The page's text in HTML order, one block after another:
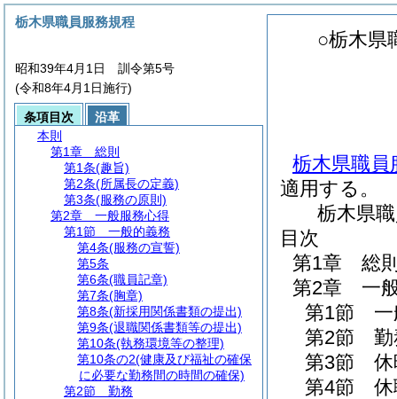
○栃木県
栃木県職員
適用する。
栃木県
目次
第1章
総
第2章
一
第1節
第2節
第3節
第4節
栃木県職員服務規程
昭和39年4月1日 訓令第5号
(令和8年4月1日施行)
条項目次
沿革
本則
第1章
総則
第1条(趣旨)
第2条(所属長の定義)
第3条(服務の原則)
第2章
一般服務心得
第1節
一般的義務
第4条(服務の宣誓)
第5条
第6条(職員記章)
第7条(胸章)
第8条(新採用関係書類の提出)
第9条(退職関係書類等の提出)
第10条(執務環境等の整理)
第10条の2(健康及び福祉の確保
に必要な勤務間の時間の確保)
第2節
勤務